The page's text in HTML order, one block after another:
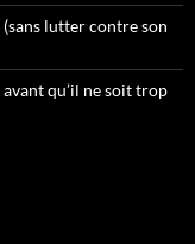
lutter contre son
qu’il ne soit trop